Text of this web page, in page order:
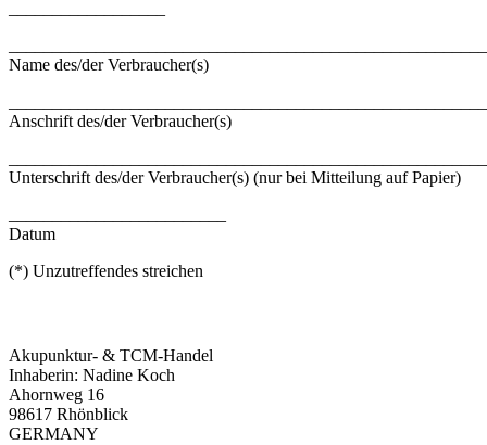
Name des/der Verbraucher(s)
Anschrift des/der Verbraucher(s)
Unterschrift des/der Verbraucher(s) (nur bei Mitteilung auf Papier)
Datum
(*) Unzutreffendes streichen
Akupunktur- & TCM-Handel
Inhaberin: Nadine Koch
Ahornweg 16
98617 Rhönblick
GERMANY